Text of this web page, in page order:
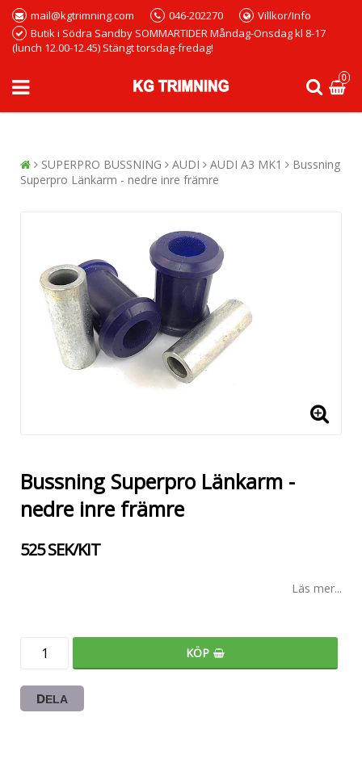
mail@kgtrimning.com 046-202270
Villkor/Info
Butik i Södra Sandby SOMMARTIDER Måndag-Onsdag kl 8-17
(lunch 12.00-12.45) Stängt torsdag-fredag!
0
SUPERPRO BUSSNING AUDI AUDI A3 MK1
Bussning
Superpro Länkarm - nedre inre främre
Bussning Superpro Länkarm -
nedre inre främre
525 SEK/KIT
Läs mer...
KÖP
DELA